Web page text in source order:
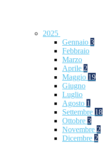
2025
Gennaio 3
Febbraio
Marzo
Aprile 2
Maggio 19
Giugno
Luglio
Agosto 1
Settembre 18
Ottobre 3
Novembre 2
Dicembre 2